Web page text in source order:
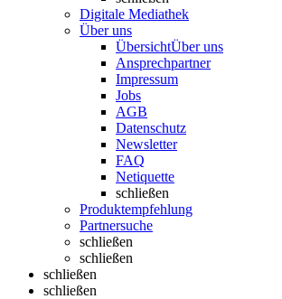
Digitale Mediathek
Über uns
ÜbersichtÜber uns
Ansprechpartner
Impressum
Jobs
AGB
Datenschutz
Newsletter
FAQ
Netiquette
schließen
Produktempfehlung
Partnersuche
schließen
schließen
schließen
schließen